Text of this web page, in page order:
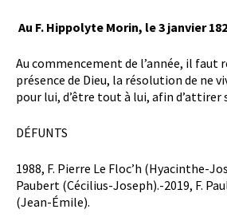
Au F. Hippolyte Morin, le 3 janvier
Au commencement de l’année, il faut
présence de Dieu, la résolution de ne
pour lui, d’être tout à lui, afin d’attirer
DÉFUNTS
1988, F. Pierre Le Floc’h (Hyacinthe-
Paubert (Cécilius-Joseph).-2019, F.
(Jean-Émile).